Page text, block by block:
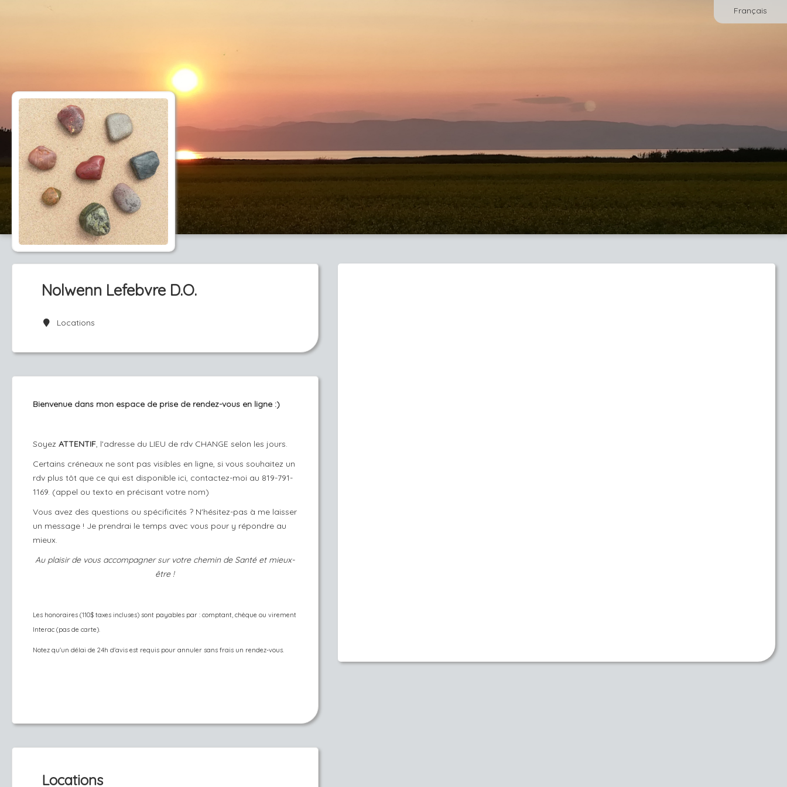
Français
Nolwenn Lefebvre D.O.
Locations
Bienvenue dans mon espace de prise de rendez-vous en ligne :)
Soyez ATTENTIF, l'adresse du LIEU de rdv CHANGE selon les jours.
Certains créneaux ne sont pas visibles en ligne, si vous souhaitez un
rdv plus tôt que ce qui est disponible ici, contactez-moi au 819-791-
1169. (appel ou texto en précisant votre nom)
Vous avez des questions ou spécificités ? N'hésitez-pas à me laisser
un message ! Je prendrai le temps avec vous pour y répondre au
mieux.
Au plaisir de vous accompagner sur votre chemin de Santé et mieux-
être !
Les honoraires (110$ taxes incluses) sont payables par : comptant, chèque ou virement
Interac (pas de carte).
Notez qu'un délai de 24h d'avis est requis pour annuler sans frais un rendez-vous.
Locations